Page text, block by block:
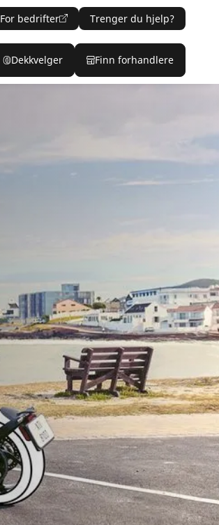
For bedrifter Trenger du hjelp?
Dekkvelger Finn forhandlere